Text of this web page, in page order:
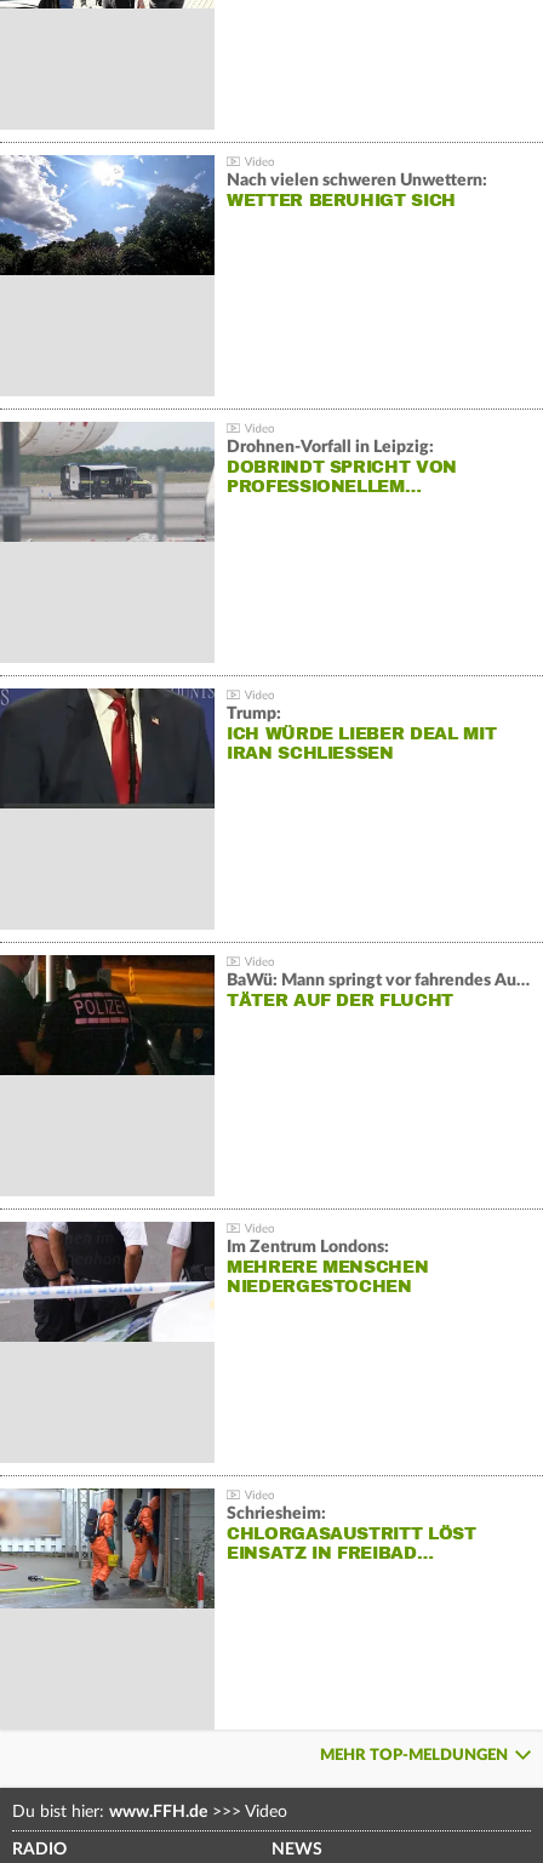
Nach vielen schweren Unwettern:
WETTER BERUHIGT SICH
Drohnen-Vorfall in Leipzig:
DOBRINDT SPRICHT VON
PROFESSIONELLEM…
Trump:
ICH WÜRDE LIEBER DEAL MIT
IRAN SCHLIESSEN
BaWü: Mann springt vor fahrendes Auto und schießt
TÄTER AUF DER FLUCHT
Im Zentrum Londons:
MEHRERE MENSCHEN
NIEDERGESTOCHEN
Schriesheim:
CHLORGASAUSTRITT LÖST
EINSATZ IN FREIBAD…
MEHR TOP-MELDUNGEN
Du bist hier: www.FFH.de >>> Video
RADIO NEWS